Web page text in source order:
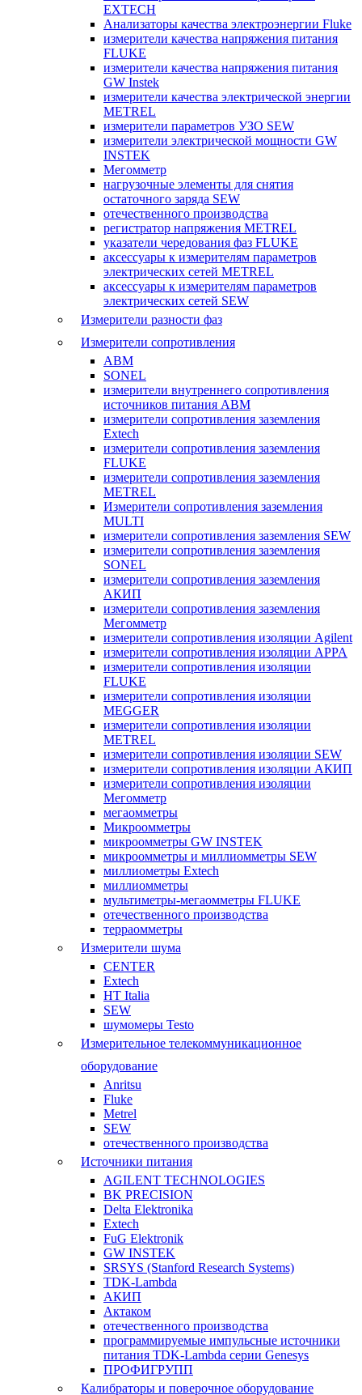
EXTECH
Анализаторы качества электроэнергии Fluke
измерители качества напряжения питания
FLUKE
измерители качества напряжения питания
GW Instek
измерители качества электрической энергии
METREL
измерители параметров УЗО SEW
измерители электрической мощности GW
INSTEK
Мегомметр
нагрузочные элементы для снятия
остаточного заряда SEW
отечественного производства
регистратор напряжения METREL
указатели чередования фаз FLUKE
аксессуары к измерителям параметров
электрических сетей METREL
аксессуары к измерителям параметров
электрических сетей SEW
Измерители разности фаз
Измерители сопротивления
ABM
SONEL
измерители внутреннего сопротивления
источников питания ABM
измерители сопротивления заземления
Extech
измерители сопротивления заземления
FLUKE
измерители сопротивления заземления
METREL
Измерители сопротивления заземления
MULTI
измерители сопротивления заземления SEW
измерители сопротивления заземления
SONEL
измерители сопротивления заземления
АКИП
измерители сопротивления заземления
Мегомметр
измерители сопротивления изоляции Agilent
измерители сопротивления изоляции APPA
измерители сопротивления изоляции
FLUKE
измерители сопротивления изоляции
MEGGER
измерители сопротивления изоляции
METREL
измерители сопротивления изоляции SEW
измерители сопротивления изоляции АКИП
измерители сопротивления изоляции
Мегомметр
мегаомметры
Микроомметры
микроомметры GW INSTEK
микроомметры и миллиомметры SEW
миллиометры Extech
миллиомметры
мультиметры-мегаомметры FLUKE
отечественного производства
терраомметры
Измерители шума
CENTER
Extech
HT Italia
SEW
шумомеры Testo
Измерительное телекоммуникационное
оборудование
Anritsu
Fluke
Metrel
SEW
отечественного производства
Источники питания
AGILENT TECHNOLOGIES
BK PRECISION
Delta Elektronika
Extech
FuG Elektronik
GW INSTEK
SRSYS (Stanford Research Systems)
TDK-Lambda
АКИП
Актаком
отечественного производства
программируемые импульсные источники
питания TDK-Lambda серии Genesys
ПРОФИГРУПП
Калибраторы и поверочное оборудование